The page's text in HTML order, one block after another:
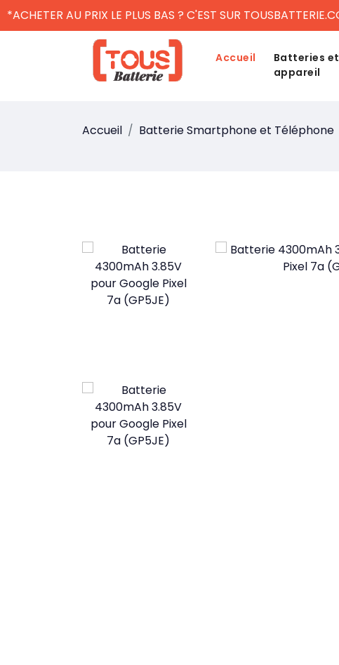
*ACHETER AU PRIX LE PLUS BAS ? C'EST SUR
Accueil
Batteries
appareil
Accueil Batterie Smartphone et Téléphone